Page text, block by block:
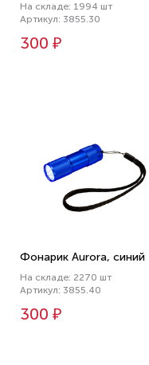
На складе: 1994 шт
Артикул: 3855.30
300 ₽
Фонарик Aurora, синий
На складе: 2270 шт
Артикул: 3855.40
300 ₽